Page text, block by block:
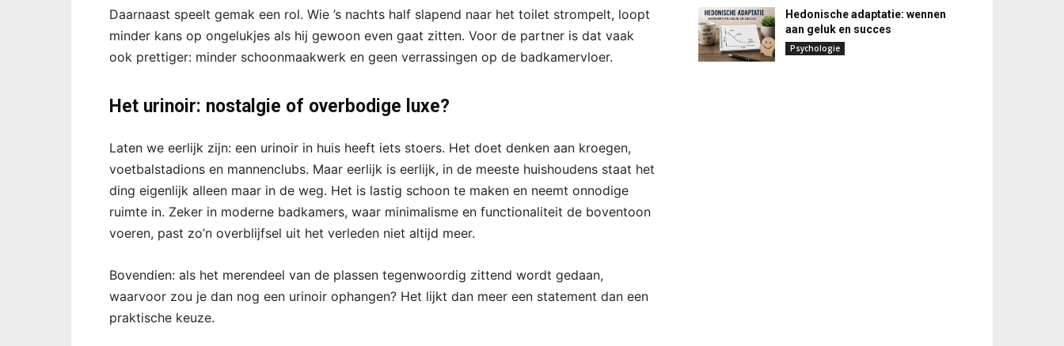
Daarnaast speelt gemak een rol. Wie ’s nachts half slapend naar het toilet strompelt, loopt
minder kans op ongelukjes als hij gewoon even gaat zitten. Voor de partner is dat vaak
ook prettiger: minder schoonmaakwerk en geen verrassingen op de badkamervloer.
Het urinoir: nostalgie of overbodige luxe?
Laten we eerlijk zijn: een urinoir in huis heeft iets stoers. Het doet denken aan kroegen,
voetbalstadions en mannenclubs. Maar eerlijk is eerlijk, in de meeste huishoudens staat het
ding eigenlijk alleen maar in de weg. Het is lastig schoon te maken en neemt onnodige
ruimte in. Zeker in moderne badkamers, waar minimalisme en functionaliteit de boventoon
voeren, past zo’n overblijfsel uit het verleden niet altijd meer.
Bovendien: als het merendeel van de plassen tegenwoordig zittend wordt gedaan,
waarvoor zou je dan nog een urinoir ophangen? Het lijkt dan meer een statement dan een
praktische keuze.
Hedonische adaptatie: wennen
aan geluk en succes
Psychologie